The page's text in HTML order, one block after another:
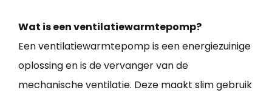
Wat is een ventilatiewarmtepomp?
Een ventilatiewarmtepomp is een energiezuinige
oplossing en is de vervanger van de
mechanische ventilatie. Deze maakt slim gebruik